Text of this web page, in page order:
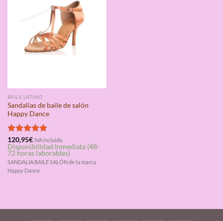
BAILE LATINO
Sandalias de baile de salón
Happy Dance
Valorado
con4.75
de 5
120,95€ IVA incluido
Disponibilidad Inmediata (48-
72 horas laborables)
SANDALIA BAILE SALÓN de la marca
Happy Dance